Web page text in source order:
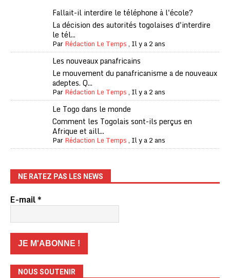
Fallait-il interdire le téléphone à l'école?
La décision des autorités togolaises d'interdire
le tél...
ParRédaction Le Temps, Il y a 2 ans
Les nouveaux panafricains
Le mouvement du panafricanisme a de nouveaux
adeptes. Q...
ParRédaction Le Temps, Il y a 2 ans
Le Togo dans le monde
Comment les Togolais sont-ils perçus en
Afrique et aill...
ParRédaction Le Temps, Il y a 2 ans
NE RATEZ PAS LES NEWS
E-mail*
NOUS SOUTENIR